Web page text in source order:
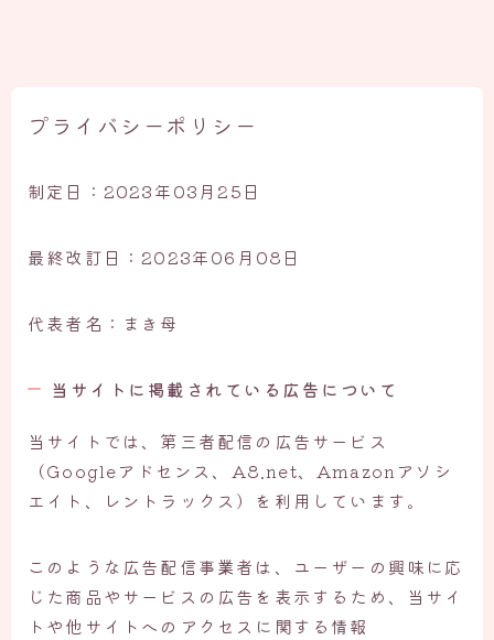
プライバシーポリシー
制定日：2023年03月25日
最終改訂日：2023年06月08日
代表者名：まき母
当サイトに掲載されている広告について
当サイトでは、第三者配信の広告サービス
（Googleアドセンス、A8.net、Amazonアソシ
エイト、レントラックス）を利用しています。
このような広告配信事業者は、ユーザーの興味に応
じた商品やサービスの広告を表示するため、当サイ
トや他サイトへのアクセスに関する情報